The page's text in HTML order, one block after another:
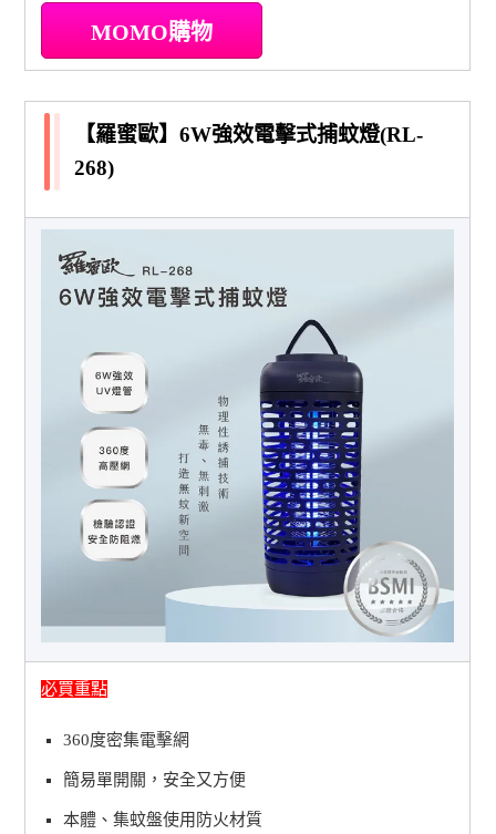
MOMO購物
【羅蜜歐】6W強效電擊式捕蚊燈(RL-
268)
必買重點
360度密集電擊網
簡易單開關，安全又方便
本體、集蚊盤使用防火材質